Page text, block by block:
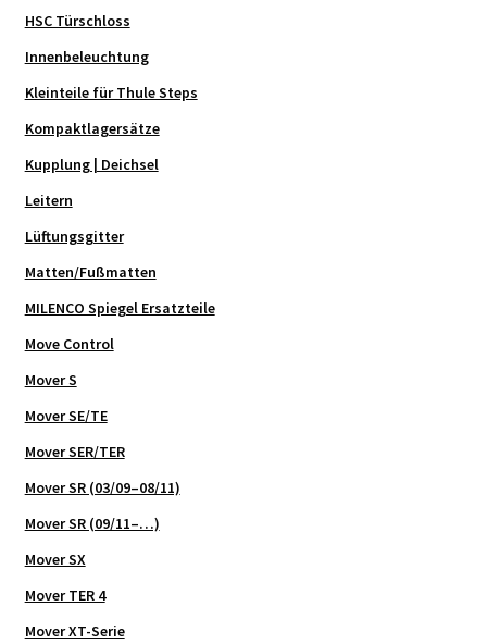
HSC Türschloss
Innenbeleuchtung
Kleinteile für Thule Steps
Kompaktlagersätze
Kupplung | Deichsel
Leitern
Lüftungsgitter
Matten/Fußmatten
MILENCO Spiegel Ersatzteile
Move Control
Mover S
Mover SE/TE
Mover SER/TER
Mover SR (03/09–08/11)
Mover SR (09/11–…)
Mover SX
Mover TER 4
Mover XT-Serie